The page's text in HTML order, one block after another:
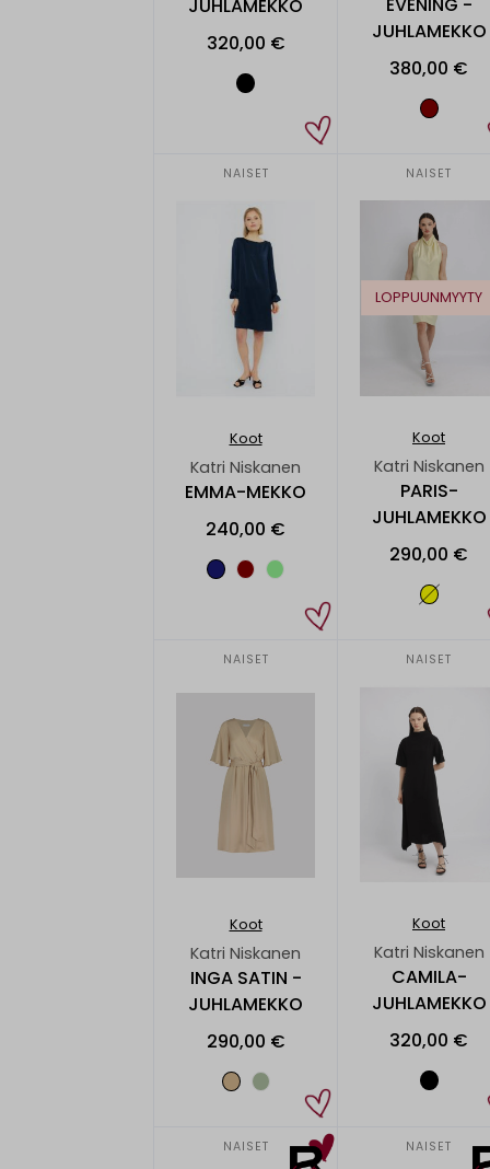
JUHLAMEKKO
320,00 €
JUHLAMEKKO
380,00 €
NAISET
Koot
Katri Niskanen
EMMA-MEKKO
240,00 €
NAISET
LOPPUUNMYYTY
Koot
Katri Niskanen
PARIS-
JUHLAMEKKO
290,00 €
NAISET
Koot
Katri Niskanen
INGA SATIN -
JUHLAMEKKO
290,00 €
NAISET
Koot
Katri Niskanen
CAMILA-
JUHLAMEKKO
320,00 €
NAISET NAISET